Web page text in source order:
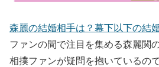
森麗の結婚相手は？幕下以下の結
ファンの間で注目を集める森麗関
相撲ファンが疑問を抱いているの